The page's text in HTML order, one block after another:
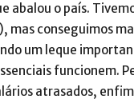
abalou o país.
mas conseguimos
um leque
funcionem.
atrasados,